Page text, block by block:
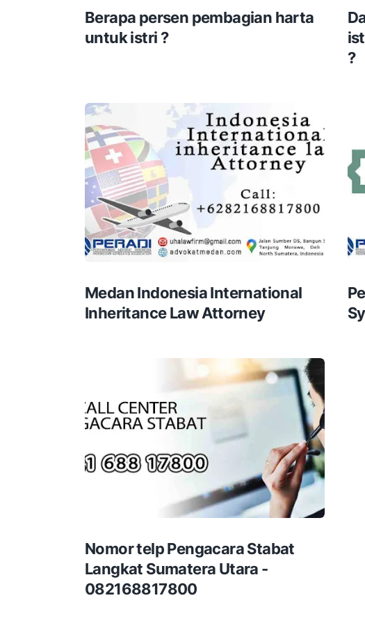
Berapa persen pembagian harta
untuk istri ?
?
Medan Indonesia International
Inheritance Law Attorney
Nomor telp Pengacara Stabat
Langkat Sumatera Utara -
082168817800